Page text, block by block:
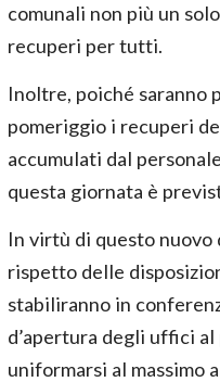
comunali non più un
recuperi per tutti.
Inoltre, poiché saranno
pomeriggio i recuperi
accumulati dal
questa giornata è
In virtù di questo
rispetto delle
stabiliranno in
d’apertura degli uffici
uniformarsi al massimo